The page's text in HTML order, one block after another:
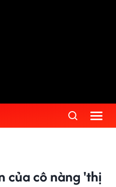
của cô nàng 'thị